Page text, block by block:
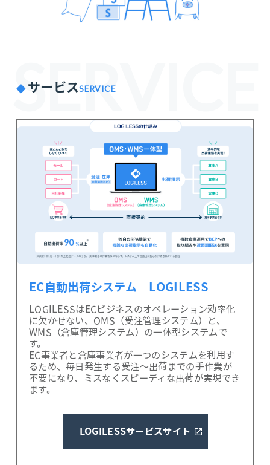
サービスSERVICE
SERVICE
EC自動出荷システム LOGILESS
LOGILESSはECビジネスのオペレーション効率化
に欠かせない、OMS（受注管理システム）と、
WMS（倉庫管理システム）の一体型システムで
す。
EC事業者と倉庫事業者が一つのシステムを利用す
るため、毎日発生する受注～出荷までの手作業が
不要になり、ミスなくスピーディな出荷が実現でき
ます。
LOGILESSサービスサイト